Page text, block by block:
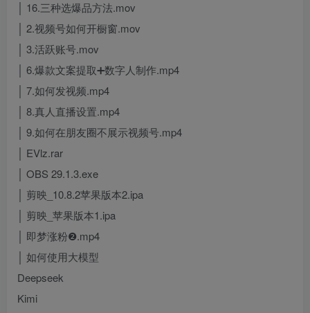
│ 16.三种选爆品方法.mov
│ 2.视频号如何开橱窗.mov
│ 3.活跃账号.mov
│ 6.爆款文案提取➕数字人制作.mp4
│ 7.如何发视频.mp4
│ 8.真人直播设置.mp4
│ 9.如何在朋友圈不展示视频号.mp4
│ EVlz.rar
│ OBS 29.1.3.exe
│ 剪映_10.8.2苹果版本2.ipa
│ 剪映_苹果版本1.ipa
│ 即梦涨粉❷.mp4
│ 如何使用大模型
Deepseek
Kimi